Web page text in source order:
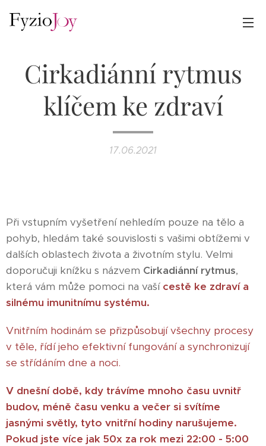
Cirkadiánní rytmus
klíčem ke zdraví
17.06.2021
Při vstupním vyšetření nehledím pouze na tělo a
pohyb, hledám také souvislosti s vašimi obtížemi v
dalších oblastech života a životním stylu. Velmi
doporučuji knížku s názvem Cirkadiánní rytmus,
která vám může pomoci na vaší cestě ke zdraví a
silnému imunitnímu systému.
Vnitřním hodinám se přizpůsobují všechny procesy
v těle, řídí jeho efektivní fungování a synchronizují
se střídáním dne a noci.
V dnešní době, kdy trávíme mnoho času uvnitř
budov, méně času venku a večer si svítíme
jasnými světly, tyto vnitřní hodiny narušujeme.
Pokud jste více jak 50x za rok mezi 22:00 - 5:00